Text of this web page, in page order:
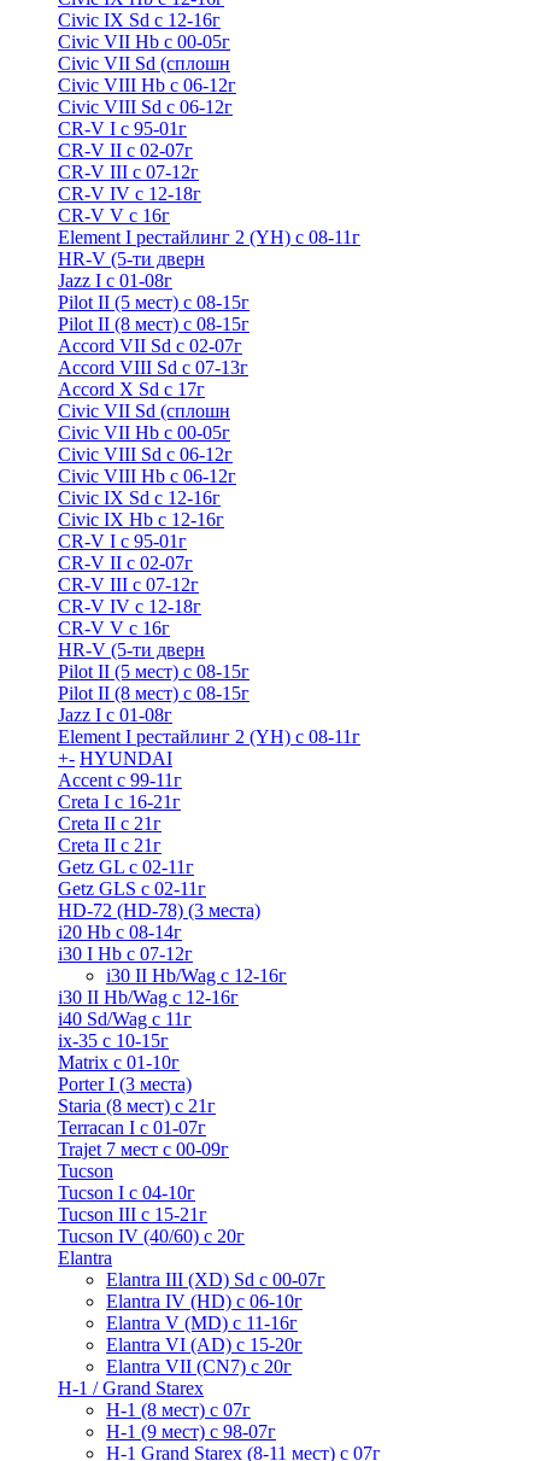
Civic IX Sd c 12-16г
Civic VII Hb с 00-05г
Civic VII Sd (сплошн
Civic VIII Hb с 06-12г
Civic VIII Sd с 06-12г
CR-V I с 95-01г
CR-V II с 02-07г
CR-V III с 07-12г
CR-V IV с 12-18г
CR-V V с 16г
Element I рестайлинг 2 (YH) с 08-11г
HR-V (5-ти дверн
Jazz I c 01-08г
Pilot II (5 мест) с 08-15г
Pilot II (8 мест) с 08-15г
Accord VII Sd с 02-07г
Accord VIII Sd с 07-13г
Accord X Sd с 17г
Civic VII Sd (сплошн
Civic VII Hb с 00-05г
Civic VIII Sd с 06-12г
Civic VIII Hb с 06-12г
Civic IX Sd c 12-16г
Civic IX Hb с 12-16г
CR-V I с 95-01г
CR-V II с 02-07г
CR-V III с 07-12г
CR-V IV с 12-18г
CR-V V с 16г
HR-V (5-ти дверн
Pilot II (5 мест) с 08-15г
Pilot II (8 мест) с 08-15г
Jazz I c 01-08г
Element I рестайлинг 2 (YH) с 08-11г
+- HYUNDAI
Accent с 99-11г
Creta I с 16-21г
Creta II с 21г
Creta II с 21г
Getz GL с 02-11г
Getz GLS с 02-11г
HD-72 (HD-78) (3 места)
i20 Hb с 08-14г
i30 I Hb с 07-12г
i30 II Hb/Wag с 12-16г
i30 II Hb/Wag с 12-16г
i40 Sd/Wag с 11г
ix-35 с 10-15г
Matrix с 01-10г
Porter I (3 места)
Staria (8 мест) c 21г
Terracan I c 01-07г
Trajet 7 мест с 00-09г
Tucson
Tucson I c 04-10г
Tucson III с 15-21г
Tucson IV (40/60) с 20г
Elantra
Elantra III (XD) Sd c 00-07г
Elantra IV (HD) с 06-10г
Elantra V (MD) c 11-16г
Elantra VI (AD) с 15-20г
Elantra VII (CN7) с 20г
H-1 / Grand Starex
H-1 (8 мест) c 07г
H-1 (9 мест) c 98-07г
H-1 Grand Starex (8-11 мест) с 07г